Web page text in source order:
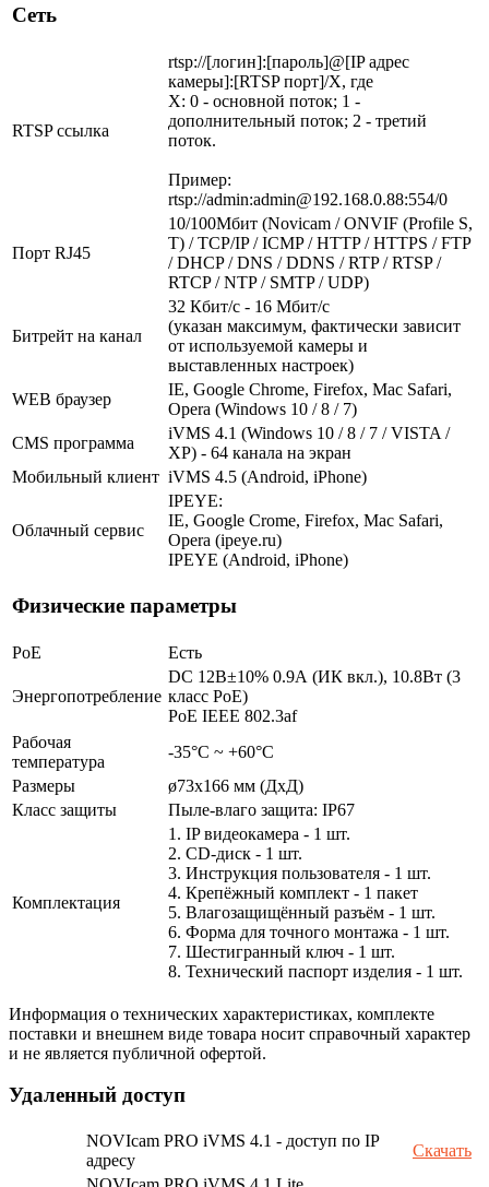
Сеть
RTSP ссылка
rtsp://[логин]:[пароль]@[IP адрес
камеры]:[RTSP порт]/X, где
X: 0 - основной поток; 1 -
дополнительный поток; 2 - третий
поток.
Пример:
rtsp://admin:admin@192.168.0.88:554/0
Порт RJ45
10/100Мбит (Novicam / ONVIF (Profile S,
T) / TCP/IP / ICMP / HTTP / HTTPS / FTP
/ DHCP / DNS / DDNS / RTP / RTSP /
RTCP / NTP / SMTP / UDP)
Битрейт на канал
32 Кбит/с - 16 Мбит/с
(указан максимум, фактически зависит
от используемой камеры и
выставленных настроек)
WEB браузер
IE, Google Chrome, Firefox, Mac Safari,
Opera (Windows 10 / 8 / 7)
CMS программа
iVMS 4.1 (Windows 10 / 8 / 7 / VISTA /
XP) - 64 канала на экран
Мобильный клиент iVMS 4.5 (Android, iPhone)
Облачный сервис
IPEYE:
IE, Google Crome, Firefox, Mac Safari,
Opera (ipeye.ru)
IPEYE (Android, iPhone)
Физические параметры
PoE Есть
Энергопотребление
DC 12В±10% 0.9А (ИК вкл.), 10.8Вт (3
класс PoE)
PoE IEEE 802.3af
Рабочая
температура
-35°С ~ +60°С
Размеры
ø73x166 мм (ДxД)
Класс защиты
Пыле-влаго защита: IP67
Комплектация
1. IP видеокамера - 1 шт.
2. СD-диск - 1 шт.
3. Инструкция пользователя - 1 шт.
4. Крепёжный комплект - 1 пакет
5. Влагозащищённый разъём - 1 шт.
6. Форма для точного монтажа - 1 шт.
7. Шестигранный ключ - 1 шт.
8. Технический паспорт изделия - 1 шт.
Информация о технических характеристиках, комплекте
поставки и внешнем виде товара носит справочный характер
и не является публичной офертой.
Удаленный доступ
NOVIcam PRO iVMS 4.1 - доступ по IP
адресу
Скачать